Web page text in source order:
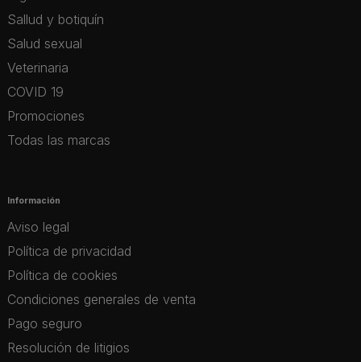
Sallud y botiquín
Salud sexual
Veterinaria
COVID 19
Promociones
Todas las marcas
Información
Aviso legal
Política de privacidad
Política de cookies
Condiciones generales de venta
Pago seguro
Resolución de litigios